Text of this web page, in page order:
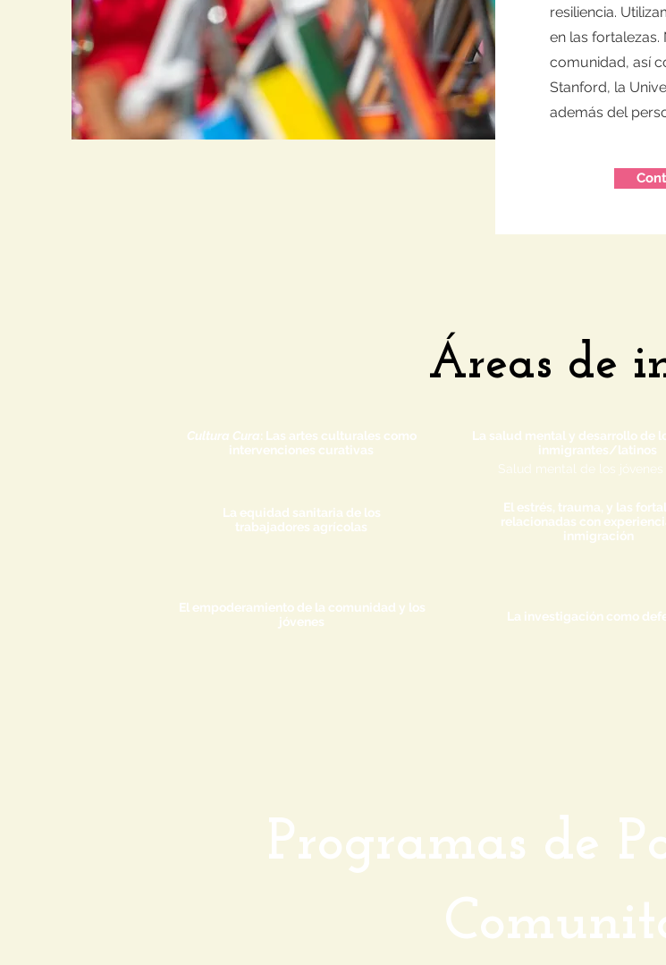
resiliencia.
en las
comunidad, así
Stanford, la
además del
Áreas de
Salud mental de los
La equidad sanitaria de los
trabajadores agrícolas
El estrés, trauma, y las
relacionadas con
inmigración
El empoderamiento de la comunidad y los
jóvenes
La investigación como
Cultura Cura: Las artes culturales como
intervenciones curativas
La salud mental y desarrollo de
inmigrantes/latinos
Programas de